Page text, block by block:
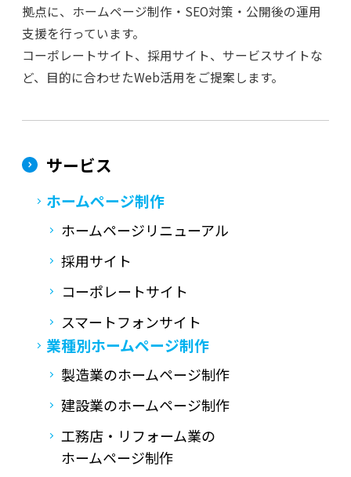
拠点に、ホームページ制作・SEO対策・公開後の運用
支援を行っています。
コーポレートサイト、採用サイト、サービスサイトな
ど、目的に合わせたWeb活用をご提案します。
サービス
ホームページ制作
ホームページリニューアル
採用サイト
コーポレートサイト
スマートフォンサイト
業種別ホームページ制作
製造業のホームページ制作
建設業のホームページ制作
工務店・リフォーム業の
ホームページ制作